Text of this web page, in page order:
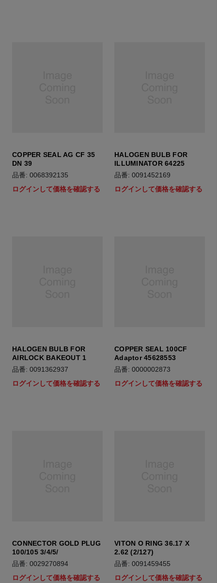
COPPER SEAL AG CF 35
DN 39
品番: 0068392135
ログインして価格を確認する
HALOGEN BULB FOR
ILLUMINATOR 64225
品番: 0091452169
ログインして価格を確認する
HALOGEN BULB FOR
AIRLOCK BAKEOUT 1
品番: 0091362937
ログインして価格を確認する
COPPER SEAL 100CF
Adaptor 45628553
品番: 0000002873
ログインして価格を確認する
CONNECTOR GOLD PLUG
100/105 3/4/5/
品番: 0029270894
ログインして価格を確認する
VITON O RING 36.17 X
2.62 (2/127)
品番: 0091459455
ログインして価格を確認する